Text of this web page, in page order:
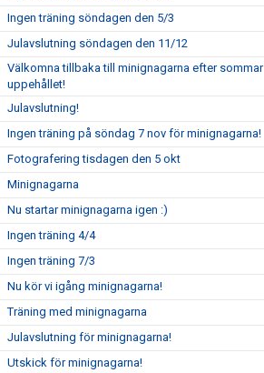
Ingen träning söndagen den 5/3
Julavslutning söndagen den 11/12
Välkomna tillbaka till minignagarna efter sommar
uppehållet!
Julavslutning!
Ingen träning på söndag 7 nov för minignagarna!
Fotografering tisdagen den 5 okt
Minignagarna
Nu startar minignagarna igen :)
Ingen träning 4/4
Ingen träning 7/3
Nu kör vi igång minignagarna!
Träning med minignagarna
Julavslutning för minignagarna!
Utskick för minignagarna!